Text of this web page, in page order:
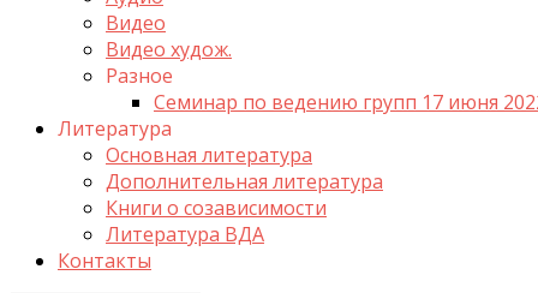
Видео
Видео худож.
Разное
Семинар по ведению групп 17 июня
Литература
Основная литература
Дополнительная литература
Книги о созависимости
Литература ВДА
Контакты